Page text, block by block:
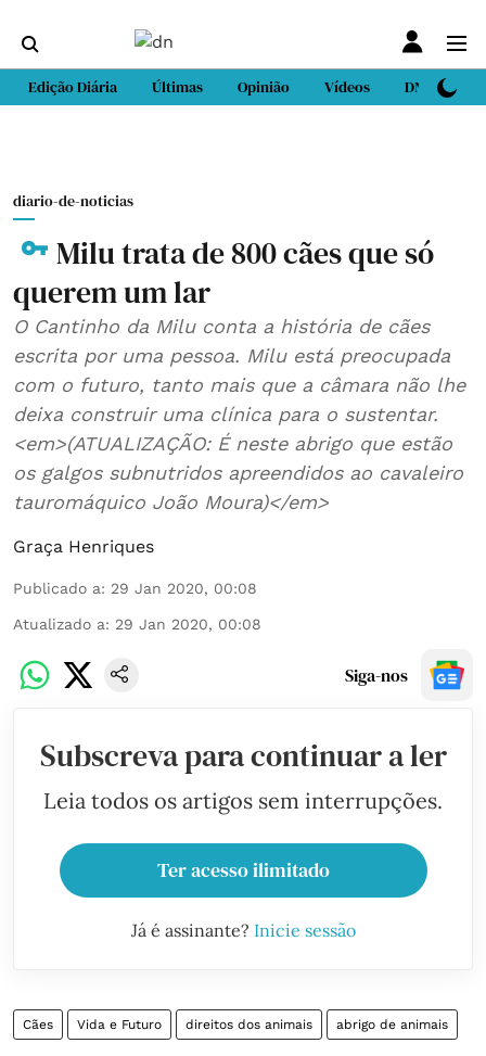
Edição Diária Últimas Opinião Vídeos DN Sport
diario-de-noticias
Milu trata de 800 cães que só
querem um lar
O Cantinho da Milu conta a história de cães
escrita por uma pessoa. Milu está preocupada
com o futuro, tanto mais que a câmara não lhe
deixa construir uma clínica para o sustentar.
<em>(ATUALIZAÇÃO: É neste abrigo que estão
os galgos subnutridos apreendidos ao cavaleiro
tauromáquico João Moura)</em>
Graça Henriques
Publicado a: 29 Jan 2020, 00:08
Atualizado a: 29 Jan 2020, 00:08
Siga-nos
Subscreva para continuar a ler
Leia todos os artigos sem interrupções.
Ter acesso ilimitado
Já é assinante? Inicie sessão
Cães Vida e Futuro direitos dos animais abrigo de animais